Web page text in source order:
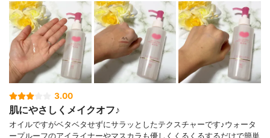
3.00
肌にやさしくメイクオフ♪
オイルですがベタベタせずにサラッとしたテクスチャーです♪ウォータ
ープルーフのアイライナーやマスカラも優しくくるくるするだけで簡単